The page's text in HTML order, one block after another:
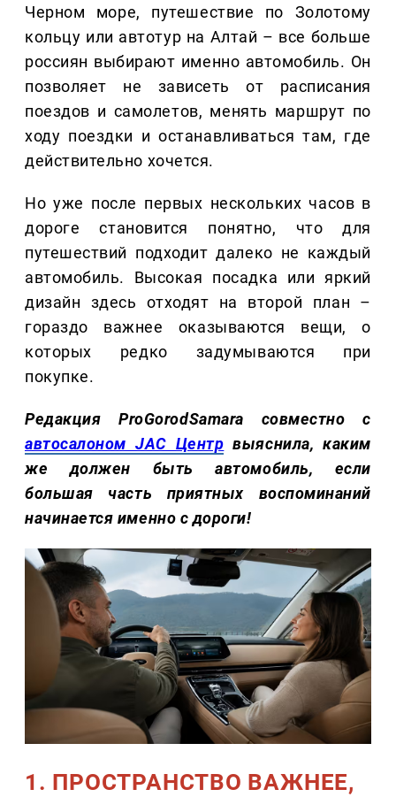
Черном море, путешествие по Золотому
кольцу или автотур на Алтай – все больше
россиян выбирают именно автомобиль. Он
позволяет не зависеть от расписания
поездов и самолетов, менять маршрут по
ходу поездки и останавливаться там, где
действительно хочется.
Но уже после первых нескольких часов в
дороге становится понятно, что для
путешествий подходит далеко не каждый
автомобиль. Высокая посадка или яркий
дизайн здесь отходят на второй план –
гораздо важнее оказываются вещи, о
которых редко задумываются при
покупке.
Редакция ProGorodSamara совместно с
автосалоном JAC Центр выяснила, каким
же должен быть автомобиль, если
большая часть приятных воспоминаний
начинается именно с дороги!
1. ПРОСТРАНСТВО ВАЖНЕЕ,